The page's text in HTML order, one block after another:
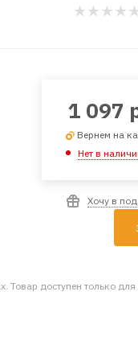
1 097
Вернем на
Нет в
Хочу в
Товар доступен только